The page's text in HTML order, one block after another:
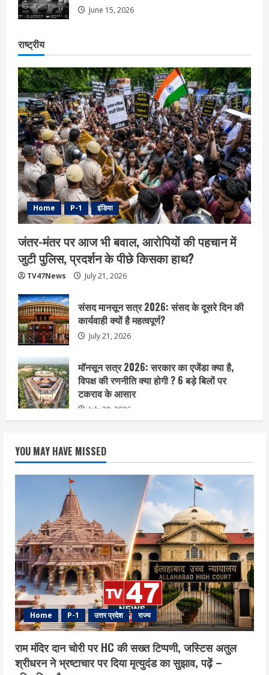
June 15, 2026
राष्ट्रीय
Home P-1 इंडिया
जंतर-मंतर पर आज भी बवाल, आरोपियों की पहचान में
जुटी पुलिस, प्रदर्शन के पीछे किसका हाथ?
TV47News July 21, 2026
संसद मानसून सत्र 2026: संसद के दूसरे दिन की
कार्यवाही क्यों है महत्वपूर्ण?
July 21, 2026
मॉनसून सत्र 2026: सरकार का एजेंडा क्या है,
विपक्ष की रणनीति क्या होगी ? 6 बड़े बिलों पर
टकराव के आसार
July 20, 2026
YOU MAY HAVE MISSED
Home P-1 उत्तर प्रदेश राज्य
राम मंदिर दान चोरी पर HC की सख्त टिप्पणी, जस्टिस अतुल
श्रीधरन ने भ्रष्टाचार पर द‍िया मृत्युदंड का सुझाव, पढ़ें –